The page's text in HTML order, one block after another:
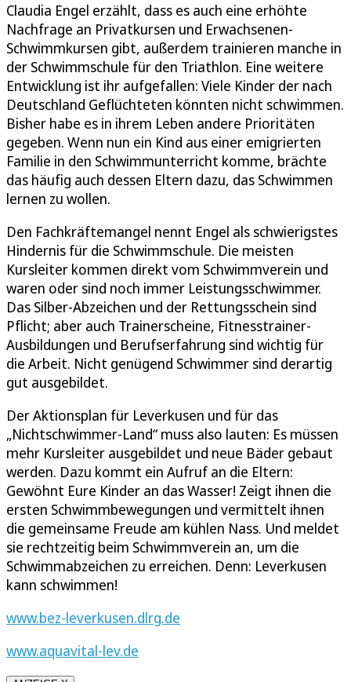
Claudia Engel erzählt, dass es auch eine erhöhte
Nachfrage an Privatkursen und Erwachsenen-
Schwimmkursen gibt, außerdem trainieren manche in
der Schwimmschule für den Triathlon. Eine weitere
Entwicklung ist ihr aufgefallen: Viele Kinder der nach
Deutschland Geflüchteten könnten nicht schwimmen.
Bisher habe es in ihrem Leben andere Prioritäten
gegeben. Wenn nun ein Kind aus einer emigrierten
Familie in den Schwimmunterricht komme, brächte
das häufig auch dessen Eltern dazu, das Schwimmen
lernen zu wollen.
Den Fachkräftemangel nennt Engel als schwierigstes
Hindernis für die Schwimmschule. Die meisten
Kursleiter kommen direkt vom Schwimmverein und
waren oder sind noch immer Leistungsschwimmer.
Das Silber-Abzeichen und der Rettungsschein sind
Pflicht; aber auch Trainerscheine, Fitnesstrainer-
Ausbildungen und Berufserfahrung sind wichtig für
die Arbeit. Nicht genügend Schwimmer sind derartig
gut ausgebildet.
Der Aktionsplan für Leverkusen und für das
„Nichtschwimmer-Land“ muss also lauten: Es müssen
mehr Kursleiter ausgebildet und neue Bäder gebaut
werden. Dazu kommt ein Aufruf an die Eltern:
Gewöhnt Eure Kinder an das Wasser! Zeigt ihnen die
ersten Schwimmbewegungen und vermittelt ihnen
die gemeinsame Freude am kühlen Nass. Und meldet
sie rechtzeitig beim Schwimmverein an, um die
Schwimmabzeichen zu erreichen. Denn: Leverkusen
kann schwimmen!
www.bez-leverkusen.dlrg.de
www.aquavital-lev.de